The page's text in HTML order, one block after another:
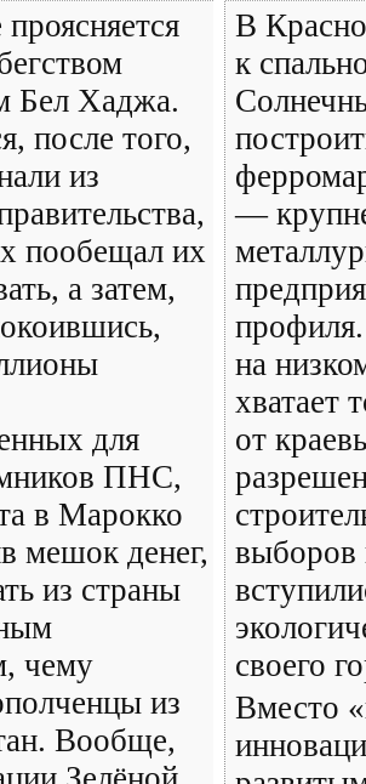
Бел Хаджа.
после того,
из
пообещал их
а затем,
для
ПНС,
в Марокко
мешок денег,
из страны
чему
из
Вообще,
В
к
—
на
хватает
от
выборов
своего
Вместо